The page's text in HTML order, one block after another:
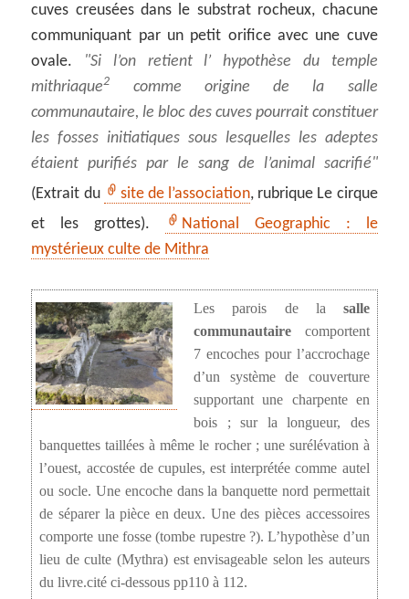
cuves creusées dans le substrat rocheux, chacune
communiquant par un petit orifice avec une cuve
ovale.
Si l’on retient l’ hypothèse du temple
mithriaque2
comme origine de la salle
communautaire, le bloc des cuves pourrait constituer
les fosses initiatiques sous lesquelles les adeptes
étaient purifiés par le sang de l’animal sacrifié
(Extrait du
site de l’association, rubrique Le cirque
et les grottes).
National Geographic : le
mystérieux culte de Mithra
Les parois de la salle
communautaire comportent
7 encoches pour l’accrochage
d’un système de couverture
supportant une charpente en
bois ; sur la longueur, des
banquettes taillées à même le rocher ; une surélévation à
l’ouest, accostée de cupules, est interprétée comme autel
ou socle. Une encoche dans la banquette nord permettait
de séparer la pièce en deux. Une des pièces accessoires
comporte une fosse (tombe rupestre ?). L’hypothèse d’un
lieu de culte (Mythra) est envisageable selon les auteurs
du livre.cité ci-dessous pp110 à 112.